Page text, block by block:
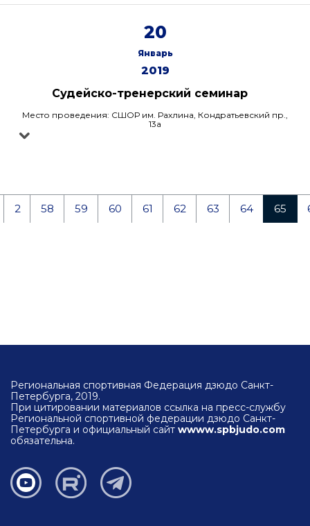
20
Январь
2019
Судейско-тренерский семинар
Место проведения: СШОР им. Рахлина, Кондратьевский пр.,
13а
2 58 59 60 61 62 63 64 65
Региональная спортивная Федерация дзюдо Санкт-
Петербурга, 2019.
При цитировании материалов ссылка на пресс-службу
Региональной спортивной федерации дзюдо Санкт-
Петербурга и официальный сайт wwww.spbjudo.com
обязательна.